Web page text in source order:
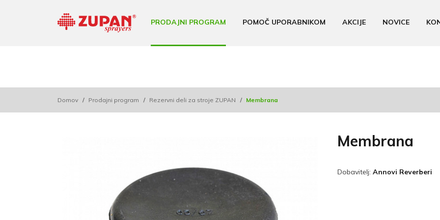
PRODAJNI PROGRAM POMOČ UPORABNIKOM AKCIJE NOVICE
Domov / Prodajni program / Rezervni deli za stroje ZUPAN / Membrana
Membrana
Dobavitelj: Annovi Reverberi